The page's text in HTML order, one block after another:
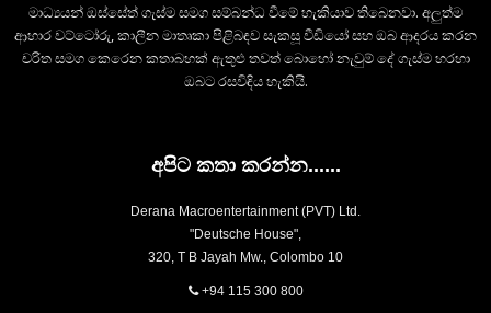
මාධ්‍යයන් ඔස්සේත් ගැස්ම සමග සම්බන්ධ වීමේ හැකියාව තිබෙනවා. අලුත්ම
ආහාර වට්ටෝරු, කාලීන මාතෘකා පිළිබඳව සැකසූ වීඩියෝ සහ ඔබ ආදරය කරන
චරිත සමග කෙරෙන කතාබහක් ඇතුළු තවත් බොහෝ නැවුම් දේ ගැස්ම හරහා
ඔබට රසවිඳිය හැකියි.
අපිට කතා කරන්න......
Derana Macroentertainment (PVT) Ltd.
"Deutsche House",
320, T B Jayah Mw., Colombo 10
+94 115 300 800